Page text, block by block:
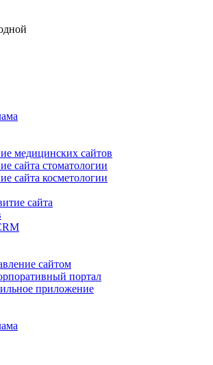
медицинских сайтов
сайта стоматологии
сайта косметологии
сайта
сайтом
портал
приложение